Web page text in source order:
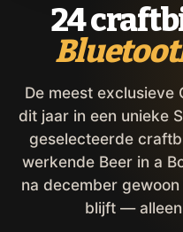
24
De meest exclusieve
dit jaar in een unieke
geselecteerde
werkende Beer in a
na december
blijft —